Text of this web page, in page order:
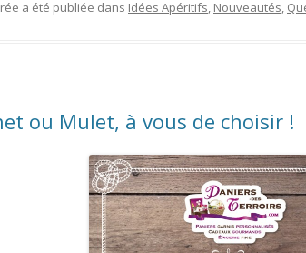
a été publiée dans Idées Apéritifs, Nouveautés,
ou Mulet, à vous de choisir !